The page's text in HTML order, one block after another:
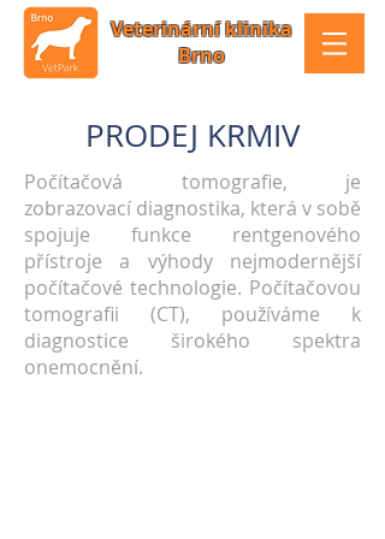
Veterinární klinika
Brno
PRODEJ KRMIV
Počítačová tomografie, je
zobrazovací diagnostika, která v sobě
spojuje funkce rentgenového
přístroje a výhody nejmodernější
počítačové technologie. Počítačovou
tomografii (CT), používáme k
diagnostice širokého spektra
onemocnění.